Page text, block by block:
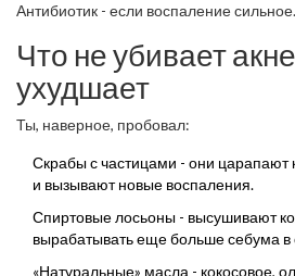
Антибиотик - если воспаление
Что не убивает
ухудшает
Ты, наверное, пробовал:
Скрабы с частицами - они царапают
и вызывают новые воспаления.
Спиртовые лосьоны - высушивают
вырабатывать еще больше себума в
«Натуральные» масла - кокосовое,